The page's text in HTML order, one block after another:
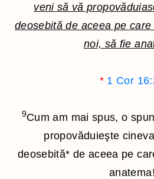
veni să vă
deosebită de aceea pe
noi, să fie
* 1 Cor
9Cum am mai spus, o
propovăduieşte
deosebită* de aceea pe
anatema!